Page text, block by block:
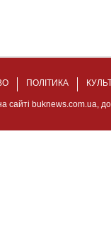
ПОЛІТИКА
сайті buknews.com.ua,